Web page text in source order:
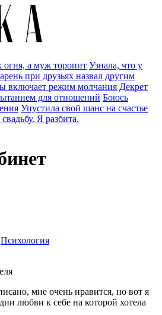
огня, а муж торопит Узнала, что у
при друзьях назвал другим
включает режим молчания Декрет
для отношений Боюсь
Упустила свой шанс на счастье
Я разбита.
Психология
мне очень нравится, но вот я
любви к себе на которой хотела